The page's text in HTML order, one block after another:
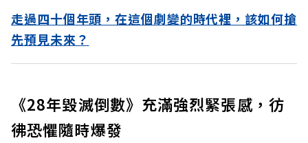
走過四十個年頭，在這個劇變的時代裡，該如何搶
先預見未來？
《28年毀滅倒數》充滿強烈緊張感，彷
彿恐懼隨時爆發